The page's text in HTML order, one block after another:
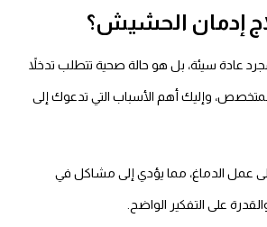
إدمان الحشيش؟
عادة سيئة، بل هو حالة صحية تتطلب تدخلاً
وإليك أهم الأسباب التي تدعوك إلى
عمل الدماغ، مما يؤدي إلى مشاكل في
على التفكير الواضح.